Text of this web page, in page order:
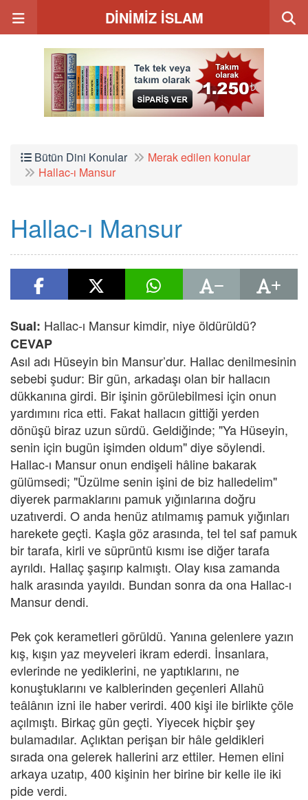
DİNİMİZ İSLAM
Bütün Dini Konular
Merak edilen konular
Hallac-ı Mansur
Hallac-ı Mansur
Sual: Hallac-ı Mansur kimdir, niye öldürüldü?
CEVAP
Asıl adı Hüseyin bin Mansur’dur. Hallac denilmesinin
sebebi şudur: Bir gün, arkadaşı olan bir hallacın
dükkanına girdi. Bir işinin görülebilmesi için onun
yardımını rica etti. Fakat hallacın gittiği yerden
dönüşü biraz uzun sürdü. Geldiğinde; "Ya Hüseyin,
senin için bugün işimden oldum" diye söylendi.
Hallac-ı Mansur onun endişeli hâline bakarak
gülümsedi; "Üzülme senin işini de biz halledelim"
diyerek parmaklarını pamuk yığınlarına doğru
uzatıverdi. O anda henüz atılmamış pamuk yığınları
harekete geçti. Kaşla göz arasında, tel tel saf pamuk
bir tarafa, kirli ve süprüntü kısmı ise diğer tarafa
ayrıldı. Hallaç şaşırıp kalmıştı. Olay kısa zamanda
halk arasında yayıldı. Bundan sonra da ona Hallac-ı
Mansur dendi.
Pek çok kerametleri görüldü. Yanına gelenlere yazın
kış, kışın yaz meyveleri ikram ederdi. İnsanlara,
evlerinde ne yediklerini, ne yaptıklarını, ne
konuştuklarını ve kalblerinden geçenleri Allahü
teâlânın izni ile haber verirdi. 400 kişi ile birlikte çöle
açılmıştı. Birkaç gün geçti. Yiyecek hiçbir şey
bulamadılar. Açlıktan perişan bir hâle geldikleri
sırada ona gelerek hallerini arz ettiler. Hemen elini
arkaya uzatıp, 400 kişinin her birine bir kelle ile iki
pide verdi.